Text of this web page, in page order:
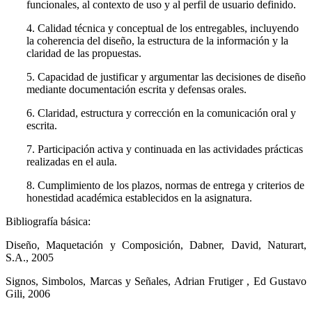
funcionales, al contexto de uso y al perfil de usuario definido.
4. Calidad técnica y conceptual de los entregables, incluyendo
la coherencia del diseño, la estructura de la información y la
claridad de las propuestas.
5. Capacidad de justificar y argumentar las decisiones de diseño
mediante documentación escrita y defensas orales.
6. Claridad, estructura y corrección en la comunicación oral y
escrita.
7. Participación activa y continuada en las actividades prácticas
realizadas en el aula.
8. Cumplimiento de los plazos, normas de entrega y criterios de
honestidad académica establecidos en la asignatura.
Bibliografía básica:
Diseño, Maquetación y Composición, Dabner, David, Naturart,
S.A., 2005
Signos, Simbolos, Marcas y Señales, Adrian Frutiger , Ed Gustavo
Gili, 2006